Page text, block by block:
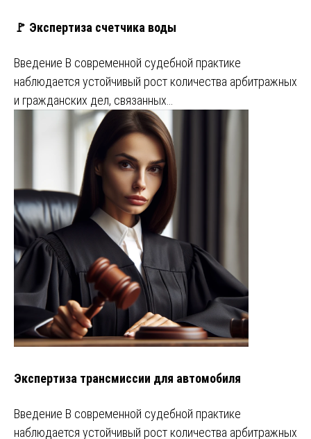
🚩 Экспертиза счетчика воды
Введение В современной судебной практике
наблюдается устойчивый рост количества арбитражных
и гражданских дел, связанных…
Экспертиза трансмиссии для автомобиля
Введение В современной судебной практике
наблюдается устойчивый рост количества арбитражных